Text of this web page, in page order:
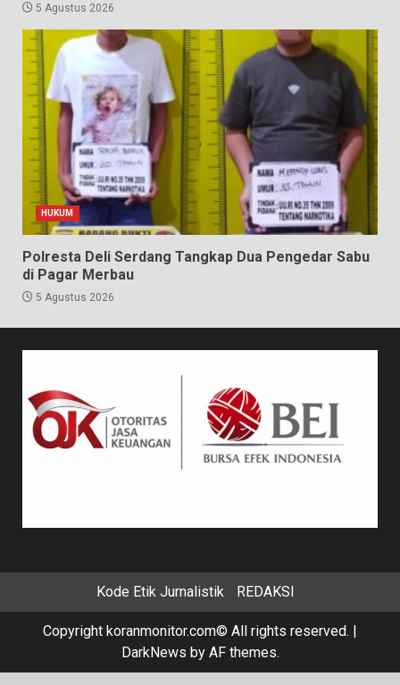
5 Agustus 2026
HUKUM
Polresta Deli Serdang Tangkap Dua Pengedar Sabu
di Pagar Merbau
5 Agustus 2026
Kode Etik Jurnalistik REDAKSI
Copyright koranmonitor.com© All rights reserved. |
DarkNews by AF themes.